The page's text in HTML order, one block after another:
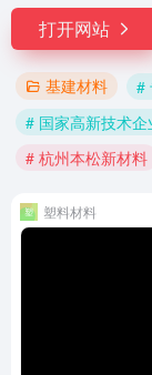
打开网站
基建材料 #
# 国家高新技术企
# 杭州本松新材料
塑料材料